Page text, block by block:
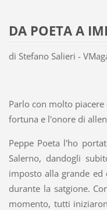
DA POETA A
di Stefano Salieri -
Parlo con molto
fortuna e l'onore di
Peppe Poeta l'ho
Salerno, dandogli
imposto alla grande ed
durante la satgione.
momento, tutti